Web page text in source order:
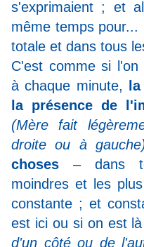
s'exprimaient ; et
même temps pour...
totale et dans tous
C'est comme si l'on
à chaque minute,
la présence de
(Mère fait
droite ou à
choses – dans
moindres et les
constante ; et
est ici ou si on est là
d'un côté ou de